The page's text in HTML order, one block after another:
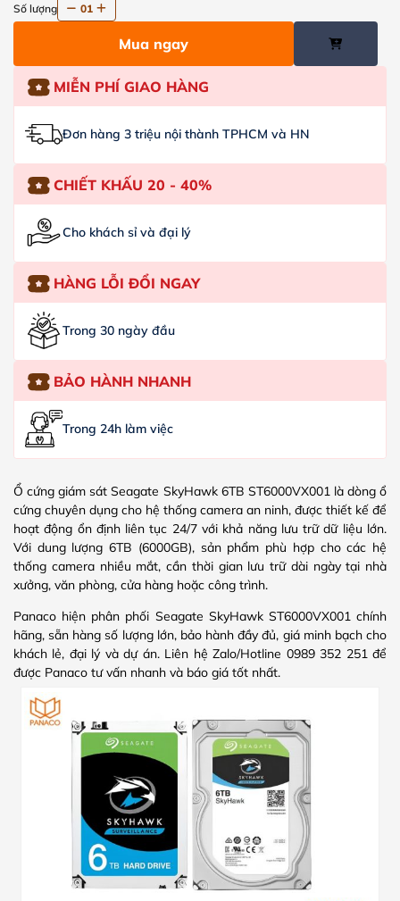
Số lượng 01
Mua ngay
MIỄN PHÍ GIAO HÀNG
Đơn hàng 3 triệu nội thành TPHCM và HN
CHIẾT KHẤU 20 - 40%
Cho khách sỉ và đại lý
HÀNG LỖI ĐỔI NGAY
Trong 30 ngày đầu
BẢO HÀNH NHANH
Trong 24h làm việc
Ổ cứng giám sát Seagate SkyHawk 6TB ST6000VX001 là dòng ổ
cứng chuyên dụng cho hệ thống camera an ninh, được thiết kế để
hoạt động ổn định liên tục 24/7 với khả năng lưu trữ dữ liệu lớn.
Với dung lượng 6TB (6000GB), sản phẩm phù hợp cho các hệ
thống camera nhiều mắt, cần thời gian lưu trữ dài ngày tại nhà
xưởng, văn phòng, cửa hàng hoặc công trình.
Panaco hiện phân phối Seagate SkyHawk ST6000VX001 chính
hãng, sẵn hàng số lượng lớn, bảo hành đầy đủ, giá minh bạch cho
khách lẻ, đại lý và dự án. Liên hệ Zalo/Hotline 0989 352 251 để
được Panaco tư vấn nhanh và báo giá tốt nhất.